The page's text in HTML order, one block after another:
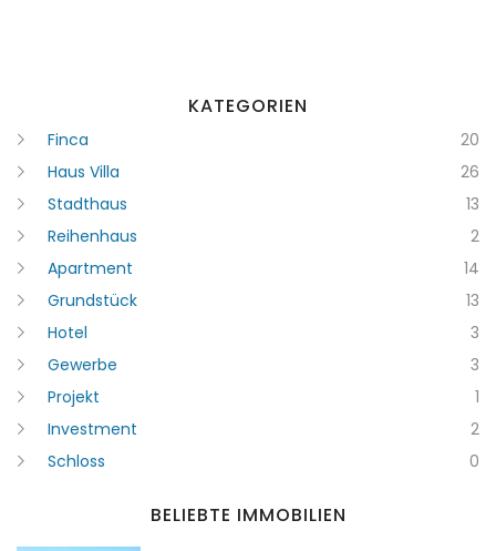
KATEGORIEN
Finca
20
Haus Villa
26
Stadthaus
13
Reihenhaus
2
Apartment
14
Grundstück
13
Hotel
3
Gewerbe
3
Projekt
1
Investment
2
Schloss
0
BELIEBTE IMMOBILIEN
Erinnern
Sign In